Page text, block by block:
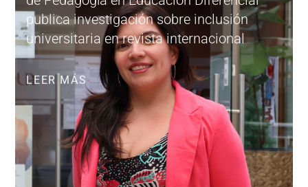
publica investigación sobre inclusión
universitaria en revista internacional
LEER MÁS